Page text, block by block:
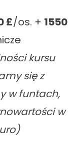
£/os. + 1550
kursu
się z
w funtach,
w